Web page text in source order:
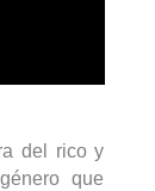
del rico y
que